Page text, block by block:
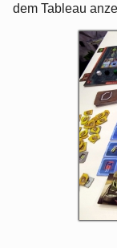
dem Tableau